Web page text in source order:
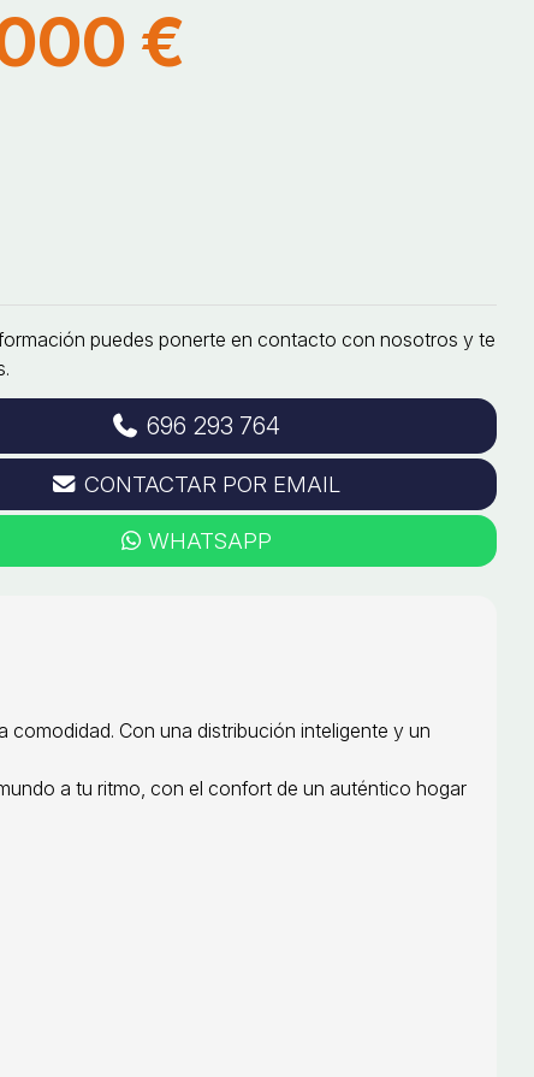
€
puedes ponerte en contacto con nosotros y te
696 293 764
CONTACTAR POR EMAIL
WHATSAPP
Con una distribución inteligente y un
a tu ritmo, con el confort de un auténtico hogar